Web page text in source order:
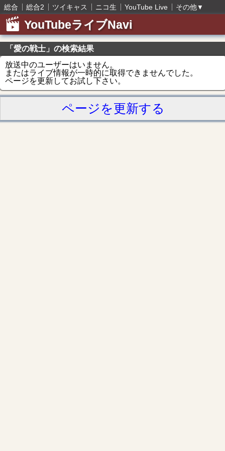
総合 総合2 ツイキャス ニコ生 YouTube Live その他▼
YouTubeライブNavi
「愛の戦士」の検索結果
放送中のユーザーはいません。
またはライブ情報が一時的に取得できませんでした。
ページを更新してお試し下さい。
ページを更新する